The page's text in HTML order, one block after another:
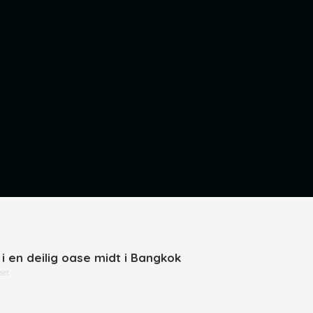
i en deilig oase midt i Bangkok